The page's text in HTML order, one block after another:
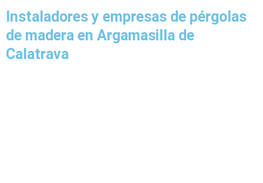
Instaladores y empresas de pérgolas
de madera en Argamasilla de
Calatrava